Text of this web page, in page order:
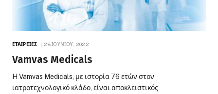
ΕΤΑΙΡΕΊΕΣ 28 ΙΟΥΝΊΟΥ, 2022
Vamvas Medicals
H Vamvas Medicals, με ιστορία 76 ετών στον
ιατροτεχνολογικό κλάδο, είναι αποκλειστικός